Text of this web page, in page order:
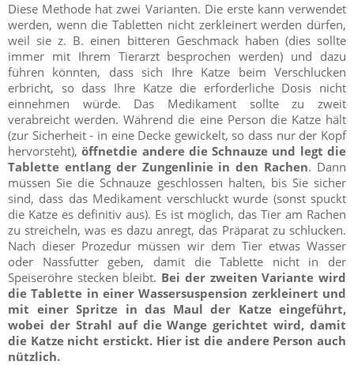
Diese Methode hat zwei Varianten. Die erste kann verwendet
werden, wenn die Tabletten nicht zerkleinert werden dürfen,
weil sie z. B. einen bitteren Geschmack haben (dies sollte
immer mit Ihrem Tierarzt besprochen werden) und dazu
führen könnten, dass sich Ihre Katze beim Verschlucken
erbricht, so dass Ihre Katze die erforderliche Dosis nicht
einnehmen würde. Das Medikament sollte zu zweit
verabreicht werden. Während die eine Person die Katze hält
(zur Sicherheit - in eine Decke gewickelt, so dass nur der Kopf
hervorsteht),öffnetdie andere die Schnauze und legt die
Tablette entlang der Zungenlinie in den Rachen. Dann
müssen Sie die Schnauze geschlossen halten, bis Sie sicher
sind, dass das Medikament verschluckt wurde (sonst spuckt
die Katze es definitiv aus). Es ist möglich, das Tier am Rachen
zu streicheln, was es dazu anregt, das Präparat zu schlucken.
Nach dieser Prozedur müssen wir dem Tier etwas Wasser
oder Nassfutter geben, damit die Tablette nicht in der
Speiseröhre stecken bleibt. Bei der zweiten Variante wird
die Tablette in einer Wassersuspension zerkleinert und
mit einer Spritze in das Maul der Katze eingeführt,
wobei der Strahl auf die Wange gerichtet wird, damit
die Katze nicht erstickt. Hier ist die andere Person auch
nützlich.